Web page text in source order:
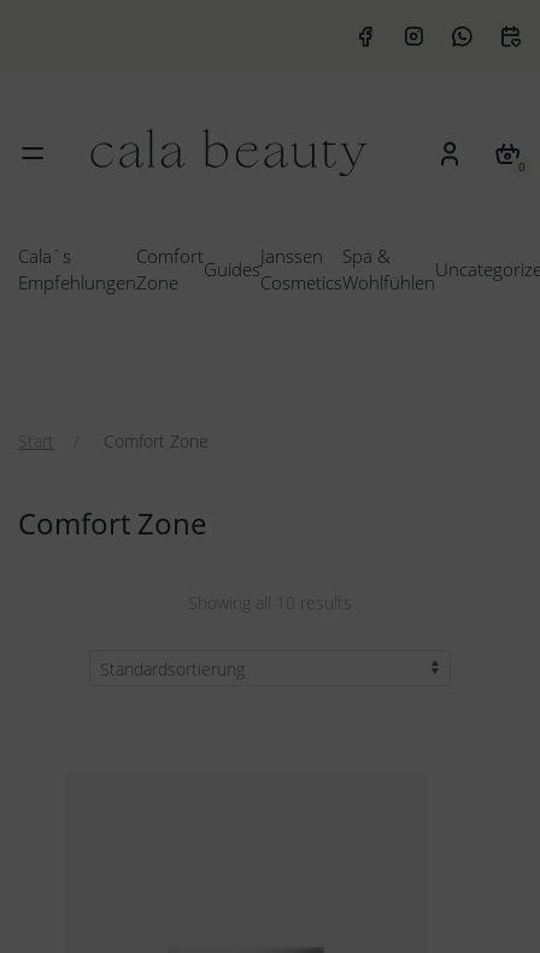
0
Cala`s
Empfehlungen
Comfort
Zone
Guides
Janssen
Cosmetics
Spa &
Wohlfühlen
Start Comfort Zone
Comfort Zone
Showing all 10 results